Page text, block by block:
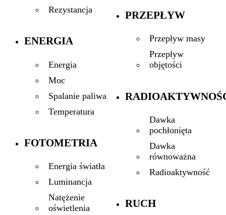
Rezystancja
ENERGIA
Energia
Moc
Spalanie paliwa
Temperatura
FOTOMETRIA
Energia światła
Luminancja
Natężenie
oświetlenia
PRZEPŁYW
Przepływ masy
Przepływ
objętości
Dawka
pochłonięta
Dawka
równoważna
Radioaktywność
RUCH